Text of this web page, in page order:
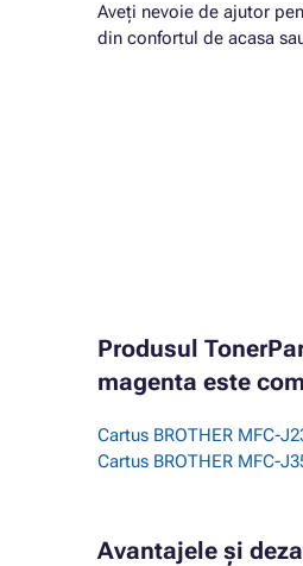
Aveți nevoie de ajutor
din confortul de acasa
Produsul
magenta este
Cartus BROTHER MFC-
Cartus BROTHER MFC-
Avantajele și